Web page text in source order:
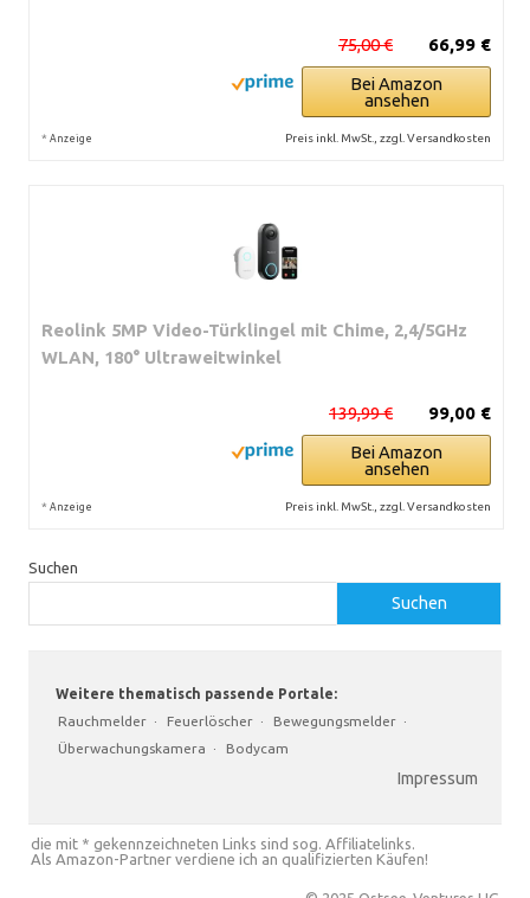
66,99 €
75,00 €
Bei Amazon
ansehen
* Anzeige Preis inkl. MwSt., zzgl. Versandkosten
Reolink 5MP Video-Türklingel mit Chime, 2,4/5GHz
WLAN, 180° Ultraweitwinkel
99,00 €
139,99 €
Bei Amazon
ansehen
* Anzeige Preis inkl. MwSt., zzgl. Versandkosten
Suchen
Suchen
Weitere thematisch passende Portale:
Rauchmelder · Feuerlöscher · Bewegungsmelder ·
Überwachungskamera · Bodycam
Impressum
die mit * gekennzeichneten Links sind sog. Affiliatelinks.
Als Amazon-Partner verdiene ich an qualifizierten Käufen!